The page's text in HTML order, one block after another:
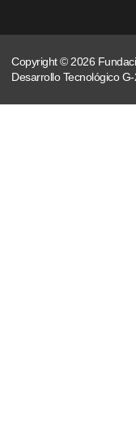
Copyright © 2026
Desarrollo Tecnológico